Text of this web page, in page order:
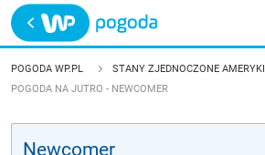
Trwa ładowanie
POLSKA
POGODA WP.PL
STANY ZJEDNOCZONE AMERYKI
POGODA NA JUTRO - NEWCOMER